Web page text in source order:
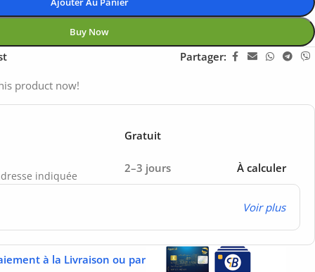
Buy Now
Partager:
product now!
Gratuit
indiquée
2–3 jours À calculer
Voir plus
à la Livraison ou par